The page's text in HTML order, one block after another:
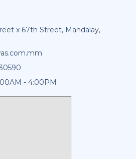
x 67th Street, Mandalay,
- 4:00PM